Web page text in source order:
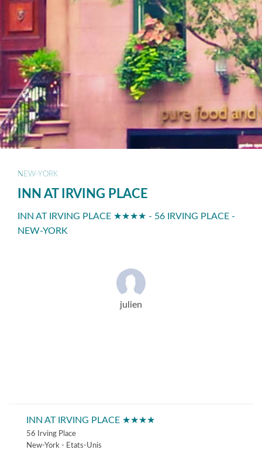
NEW-YORK
INN AT IRVING PLACE
INN AT IRVING PLACE ★★★★ - 56 IRVING PLACE -
NEW-YORK
julien
INN AT IRVING PLACE ★★★★
56 Irving Place
New-York - Etats-Unis